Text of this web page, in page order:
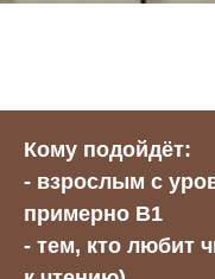
Кому подойдёт:
- взрослым с
примерно B1
- тем, кто любит